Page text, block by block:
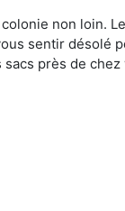
non loin.
sentir désolé
près de